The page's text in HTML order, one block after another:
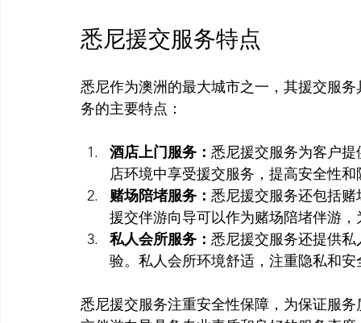
悉尼援交服务特点
悉尼作为澳洲的最大城市之一，其援交服
酒店上门服务： 悉尼援交服务为客户
店环境中享受援交服务，提高安全性和
赌场陪堵服务： 悉尼援交服务还包括
援交伴游向导可以作为赌场陪堵伴游
私人会所服务： 悉尼援交服务还提供
验。私人会所环境舒适，注重隐私和
悉尼援交服务注重安全性保障，为保证服